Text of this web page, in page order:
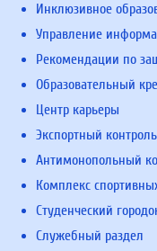
Инклюзивное
Управление
Рекомендации по
Образовательный
Центр карьеры
Экспортный контроль
Антимонопольный
Комплекс
Студенческий
Служебный раздел